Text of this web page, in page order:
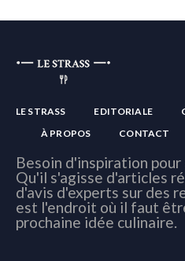
LE STRASS EDITORIALE
À PROPOS
CONTACT
Besoin d'inspiration pour
Qu'il s'agisse d'articles
d'avis d'experts sur des
est l'endroit où il faut
prochaine idée culinaire.